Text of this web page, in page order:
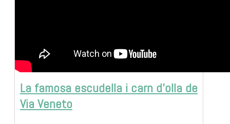
La famosa escudella i carn d’olla de
Via Veneto